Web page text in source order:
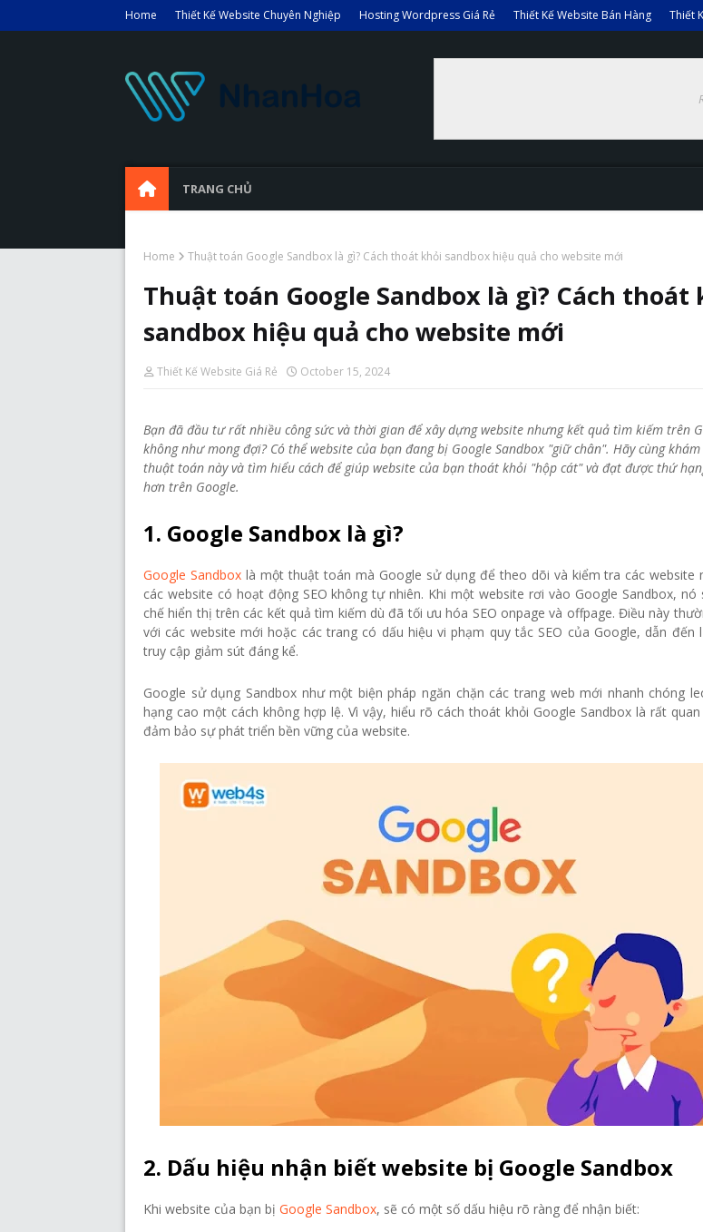
Home Thiết Kế Website Chuyên Nghiệp Hosting Wordpress Giá Rẻ Thiết Kế Website Bán Hàng Thiết
TRANG CHỦ
Home Thuật toán Google Sandbox là gì? Cách thoát khỏi sandbox hiệu quả cho website mới
Thuật toán Google Sandbox là gì? Cách thoát
sandbox hiệu quả cho website mới
Thiết Kế Website Giá Rẻ October 15, 2024
Bạn đã đầu tư rất nhiều công sức và thời gian để xây dựng website nhưng kết quả tìm kiếm trên
không như mong đợi? Có thể website của bạn đang bị Google Sandbox "giữ chân". Hãy cùng
thuật toán này và tìm hiểu cách để giúp website của bạn thoát khỏi "hộp cát" và đạt được thứ
hơn trên Google.
1. Google Sandbox là gì?
Google Sandboxlà một thuật toán mà Google sử dụng để theo dõi và kiểm tra các website
các website có hoạt động SEO không tự nhiên. Khi một website rơi vào Google Sandbox, nó
chế hiển thị trên các kết quả tìm kiếm dù đã tối ưu hóa SEO onpage và offpage. Điều này
với các website mới hoặc các trang có dấu hiệu vi phạm quy tắc SEO của Google, dẫn đến
truy cập giảm sút đáng kể.
Google sử dụng Sandbox như một biện pháp ngăn chặn các trang web mới nhanh chóng
hạng cao một cách không hợp lệ. Vì vậy, hiểu rõ cách thoát khỏi Google Sandbox là rất
đảm bảo sự phát triển bền vững của website.
2. Dấu hiệu nhận biết website bị Google Sandbox
Khi website của bạn bị Google Sandbox, sẽ có một số dấu hiệu rõ ràng để nhận biết: